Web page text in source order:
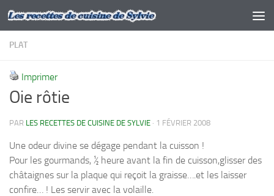
Skip to content
PLAT
Imprimer
Oie rôtie
PAR LES RECETTES DE CUISINE DE SYLVIE · 1 FÉVRIER 2008
Une odeur divine se dégage pendant la cuisson !
Pour les gourmands, ½ heure avant la fin de cuisson,glisser des
châtaignes sur la plaque qui reçoit la graisse….et les laisser
confire… ! Les servir avec la volaille.